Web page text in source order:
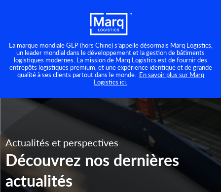
La marque mondiale GLP (hors Chine) s’appelle désormais Marq Logistics,
un leader mondial dans le développement et la gestion de bâtiments
logistiques modernes. La mission de Marq Logistics est de fournir des
entrepôts logistiques premium, et une expérience identique et de grande
qualité à ses clients partout dans le monde. En savoir plus sur Marq
Logistics ici.
Actualités et perspectives
Découvrez nos dernières
actualités